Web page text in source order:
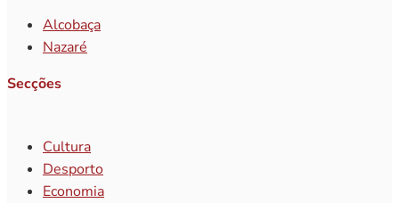
Alcobaça
Nazaré
Secções
Cultura
Desporto
Economia